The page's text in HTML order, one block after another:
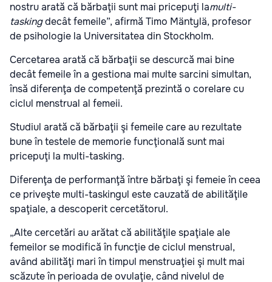
nostru arată că bărbaţii sunt mai pricepuţi lamulti-
taskingdecât femeile”, afirmă Timo Mäntylä, profesor
de psihologie la Universitatea din Stockholm.
Cercetarea arată că bărbaţii se descurcă mai bine
decât femeile în a gestiona mai multe sarcini simultan,
însă diferenţa de competenţă prezintă o corelare cu
ciclul menstrual al femeii.
Studiul arată că bărbaţii şi femeile care au rezultate
bune în testele de memorie funcţională sunt mai
pricepuţi la multi-tasking.
Diferenţa de performanţă între bărbaţi şi femeie în ceea
ce priveşte multi-taskingul este cauzată de abilităţile
spaţiale, a descoperit cercetătorul.
„Alte cercetări au arătat că abilităţile spaţiale ale
femeilor se modifică în funcţie de ciclul menstrual,
având abilităţi mari în timpul menstruaţiei şi mult mai
scăzute în perioada de ovulaţie, când nivelul de